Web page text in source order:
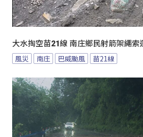
大水掏空苗21線 南庄鄉民射箭架繩索
風災 南庄 巴威颱風 苗21線